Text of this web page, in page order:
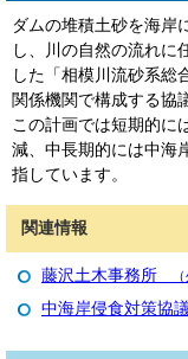
ダムの堆積土砂を海岸
し、川の自然の流れに
した「相模川流砂系総
関係機関で構成する協
この計画では短期的に
減、中長期的には中海
指しています。
関連情報
藤沢土木事務所 （
中海岸侵食対策協